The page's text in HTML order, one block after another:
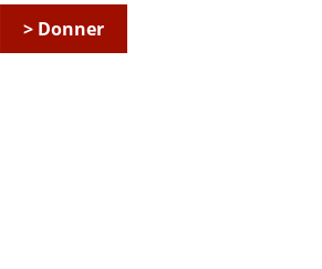
> Donner